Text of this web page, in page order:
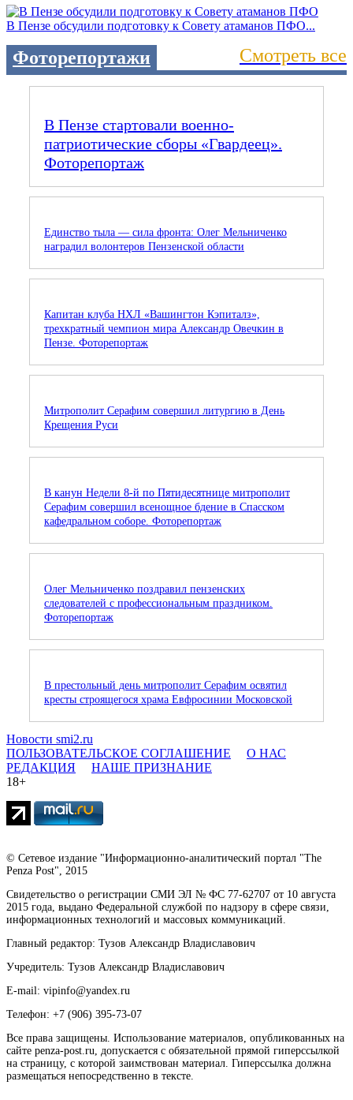
В Пензе обсудили подготовку к Совету атаманов ПФО...
Фоторепортажи Смотреть все
В Пензе стартовали военно-
патриотические сборы «Гвардеец».
Фоторепортаж
Единство тыла — сила фронта: Олег Мельниченко
наградил волонтеров Пензенской области
Капитан клуба НХЛ «Вашингтон Кэпиталз»,
трехкратный чемпион мира Александр Овечкин в
Пензе. Фоторепортаж
Митрополит Серафим совершил литургию в День
Крещения Руси
В канун Недели 8-й по Пятидесятнице митрополит
Серафим совершил всенощное бдение в Спасском
кафедральном соборе. Фоторепортаж
Олег Мельниченко поздравил пензенских
следователей с профессиональным праздником.
Фоторепортаж
В престольный день митрополит Серафим освятил
кресты строящегося храма Евфросинии Московской
Новости smi2.ru
ПОЛЬЗОВАТЕЛЬСКОЕ СОГЛАШЕНИЕ
О НАС
РЕДАКЦИЯ
НАШЕ ПРИЗНАНИЕ
18+
© Сетевое издание "Информационно-аналитический портал "The
Penza Post", 2015
Свидетельство о регистрации СМИ ЭЛ № ФС 77-62707 от 10 августа
2015 года, выдано Федеральной службой по надзору в сфере связи,
информационных технологий и массовых коммуникаций.
Главный редактор: Тузов Александр Владиславович
Учредитель: Тузов Александр Владиславович
E-mail: vipinfo@yandex.ru
Телефон: +7 (906) 395-73-07
Все права защищены. Использование материалов, опубликованных на
сайте penza-post.ru, допускается с обязательной прямой гиперссылкой
на страницу, с которой заимствован материал. Гиперссылка должна
размещаться непосредственно в тексте.